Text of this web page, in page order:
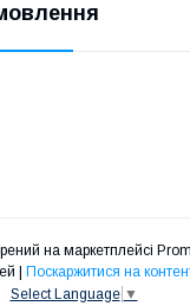
на маркетплейсі
Поскаржитися на
Select Language ▼